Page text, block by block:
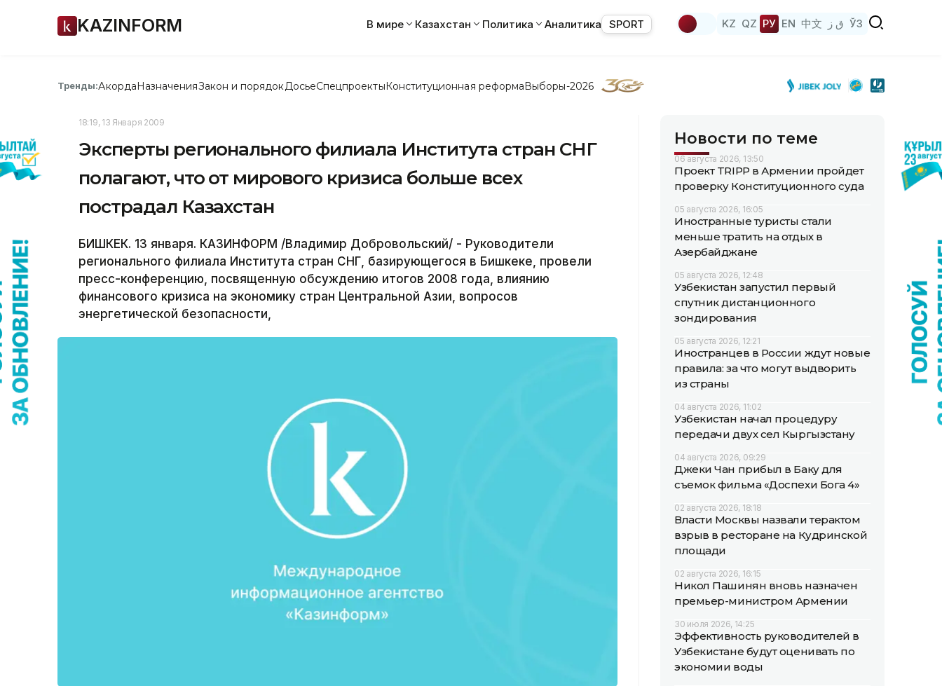
KAZINFORM В мире Казахстан Политика Аналитика SPORT KZ QZ РУ EN 中文 ق ز ЎЗ
Тренды:АкордаНазначенияЗакон и порядок ДосьеСпецпроектыКонституционная реформаВыборы-2026
18:19, 13 Января 2009
Эксперты регионального филиала Института стран СНГ
полагают, что от мирового кризиса больше всех
пострадал Казахстан
БИШКЕК. 13 января. КАЗИНФОРМ /Владимир Добровольский/ - Руководители
регионального филиала Института стран СНГ, базирующегося в Бишкеке, провели
пресс-конференцию, посвященную обсуждению итогов 2008 года, влиянию
финансового кризиса на экономику стран Центральной Азии, вопросов
энергетической безопасности,
Новости по теме
06 августа 2026, 13:50
Проект TRIPP в Армении пройдет
проверку Конституционного суда
05 августа 2026, 16:05
Иностранные туристы стали
меньше тратить на отдых в
Азербайджане
05 августа 2026, 12:48
Узбекистан запустил первый
спутник дистанционного
зондирования
05 августа 2026, 12:21
Иностранцев в России ждут новые
правила: за что могут выдворить
из страны
04 августа 2026, 11:02
Узбекистан начал процедуру
передачи двух сел Кыргызстану
04 августа 2026, 09:29
Джеки Чан прибыл в Баку для
съемок фильма «Доспехи Бога 4»
02 августа 2026, 18:18
Власти Москвы назвали терактом
взрыв в ресторане на Кудринской
площади
02 августа 2026, 16:15
Никол Пашинян вновь назначен
премьер-министром Армении
30 июля 2026, 14:25
Эффективность руководителей в
Узбекистане будут оценивать по
экономии воды